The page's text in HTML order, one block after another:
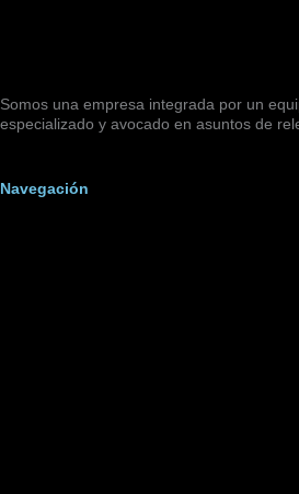
Somos una empresa integrada por un
especializado y avocado en asuntos de
Navegación